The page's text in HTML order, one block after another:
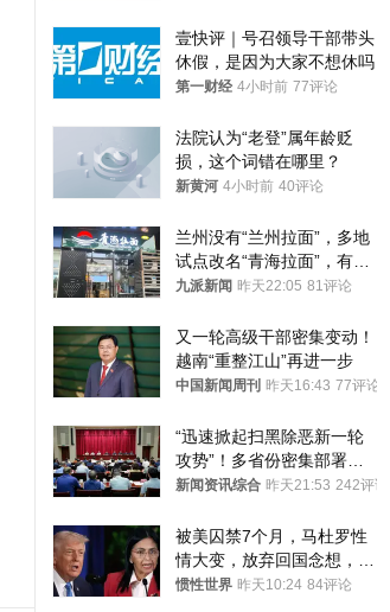
壹快评｜号召领导干部带头
休假，是因为大家不想休吗
第一财经 4小时前 77评论
法院认为“老登”属年龄贬
损，这个词错在哪里？
新黄河 4小时前 40评论
兰州没有“兰州拉面”，多地
试点改名“青海拉面”，有商
家改名已两年
九派新闻 昨天22:05 81评论
又一轮高级干部密集变动！
越南“重整江山”再进一步
中国新闻周刊 昨天16:43 77评论
“迅速掀起扫黑除恶新一轮
攻势”！多省份密集部署，
公布举报方式
新闻资讯综合 昨天21:53 242评论
被美囚禁7个月，马杜罗性
情大变，放弃回国念想，最
后嘱托已公开
惯性世界 昨天10:24 84评论